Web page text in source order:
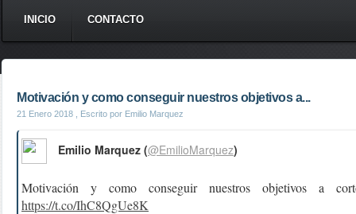
INICIO CONTACTO
Motivación y como conseguir nuestros objetivos a...
21 Enero 2018 , Escrito por Emilio Marquez
Motivación y como conseguir nuestros objetivos a
https://t.co/IhC8QgUe8K
Emilio Marquez (@EmilioMarquez)